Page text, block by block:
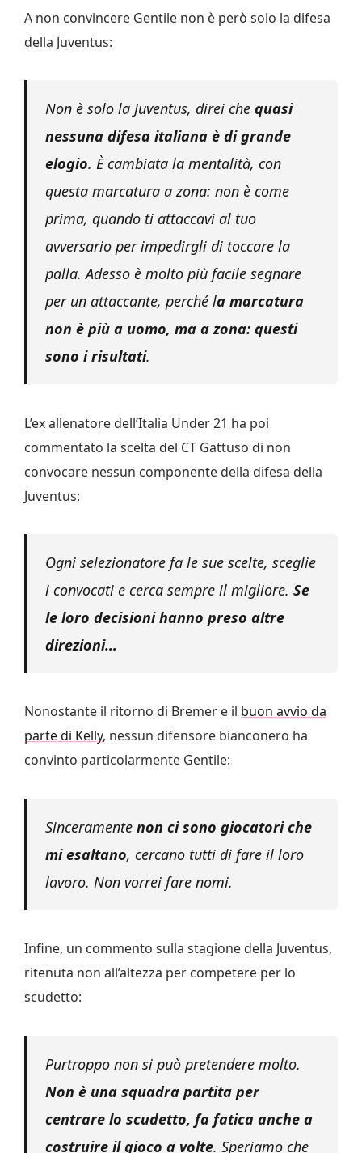
A non convincere Gentile non è però solo la difesa
della Juventus:
Non è solo la Juventus, direi che quasi
nessuna difesa italiana è di grande
elogio. È cambiata la mentalità, con
questa marcatura a zona: non è come
prima, quando ti attaccavi al tuo
avversario per impedirgli di toccare la
palla. Adesso è molto più facile segnare
per un attaccante, perché la marcatura
non è più a uomo, ma a zona: questi
sono i risultati.
L’ex allenatore dell’Italia Under 21 ha poi
commentato la scelta del CT Gattuso di non
convocare nessun componente della difesa della
Juventus:
Ogni selezionatore fa le sue scelte, sceglie
i convocati e cerca sempre il migliore. Se
le loro decisioni hanno preso altre
direzioni…
Nonostante il ritorno di Bremer e il buon avvio da
parte di Kelly, nessun difensore bianconero ha
convinto particolarmente Gentile:
Sinceramente non ci sono giocatori che
mi esaltano, cercano tutti di fare il loro
lavoro. Non vorrei fare nomi.
Infine, un commento sulla stagione della Juventus,
ritenuta non all’altezza per competere per lo
scudetto:
Purtroppo non si può pretendere molto.
Non è una squadra partita per
centrare lo scudetto, fa fatica anche a
costruire il gioco a volte. Speriamo che